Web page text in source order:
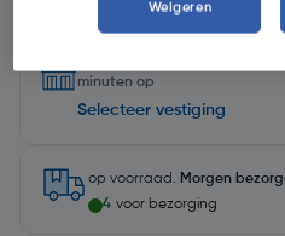
minuten op
Selecteer vestiging
op voorraad. Morgen
4 voor bezorging
Weigeren